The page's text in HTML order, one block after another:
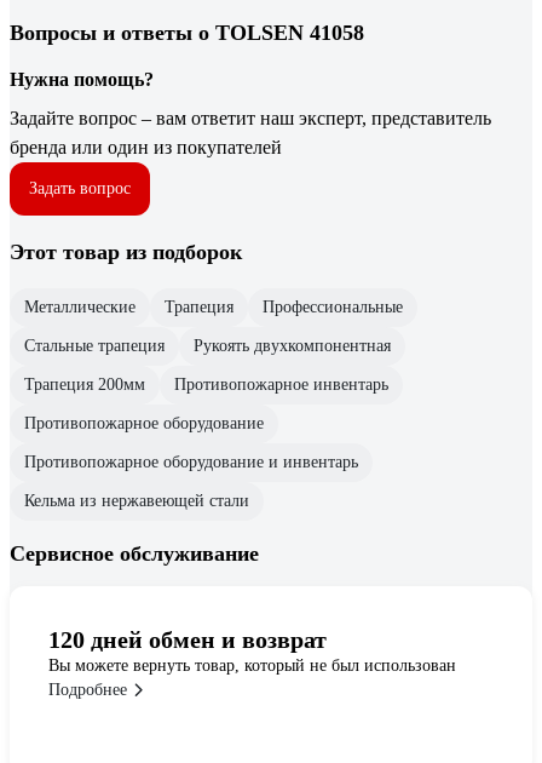
Вопросы и ответы о TOLSEN 41058
Нужна помощь?
Задайте вопрос – вам ответит наш эксперт, представитель
бренда или один из покупателей
Задать вопрос
Этот товар из подборок
Металлические Трапеция Профессиональные
Стальные трапеция Рукоять двухкомпонентная
Трапеция 200мм Противопожарное инвентарь
Противопожарное оборудование
Противопожарное оборудование и инвентарь
Кельма из нержавеющей стали
Сервисное обслуживание
120 дней обмен и возврат
Вы можете вернуть товар, который не был использован
Подробнее